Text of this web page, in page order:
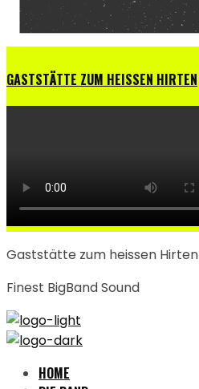
GASTSTÄTTE ZUM HEISSEN HIRTEN
Gaststätte zum heissen Hirten
Finest BigBand Sound
HOME